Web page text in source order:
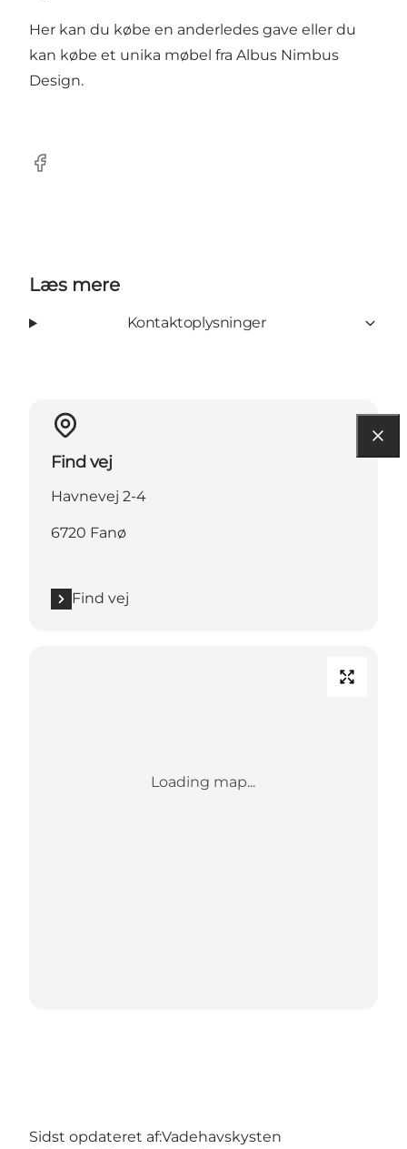
Her kan du købe en anderledes gave eller du
kan købe et unika møbel fra Albus Nimbus
Design.
Facebook
Læs mere
Kontaktoplysninger
Find vej
Havnevej 2-4
6720 Fanø
Find vej
Loading map...
Sidst opdateret af:Vadehavskysten